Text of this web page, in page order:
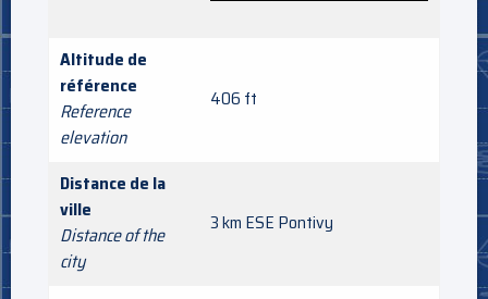
Altitude de
référence
Reference
elevation
406 ft
Distance de la
ville
Distance of the
city
3 km ESE Pontivy